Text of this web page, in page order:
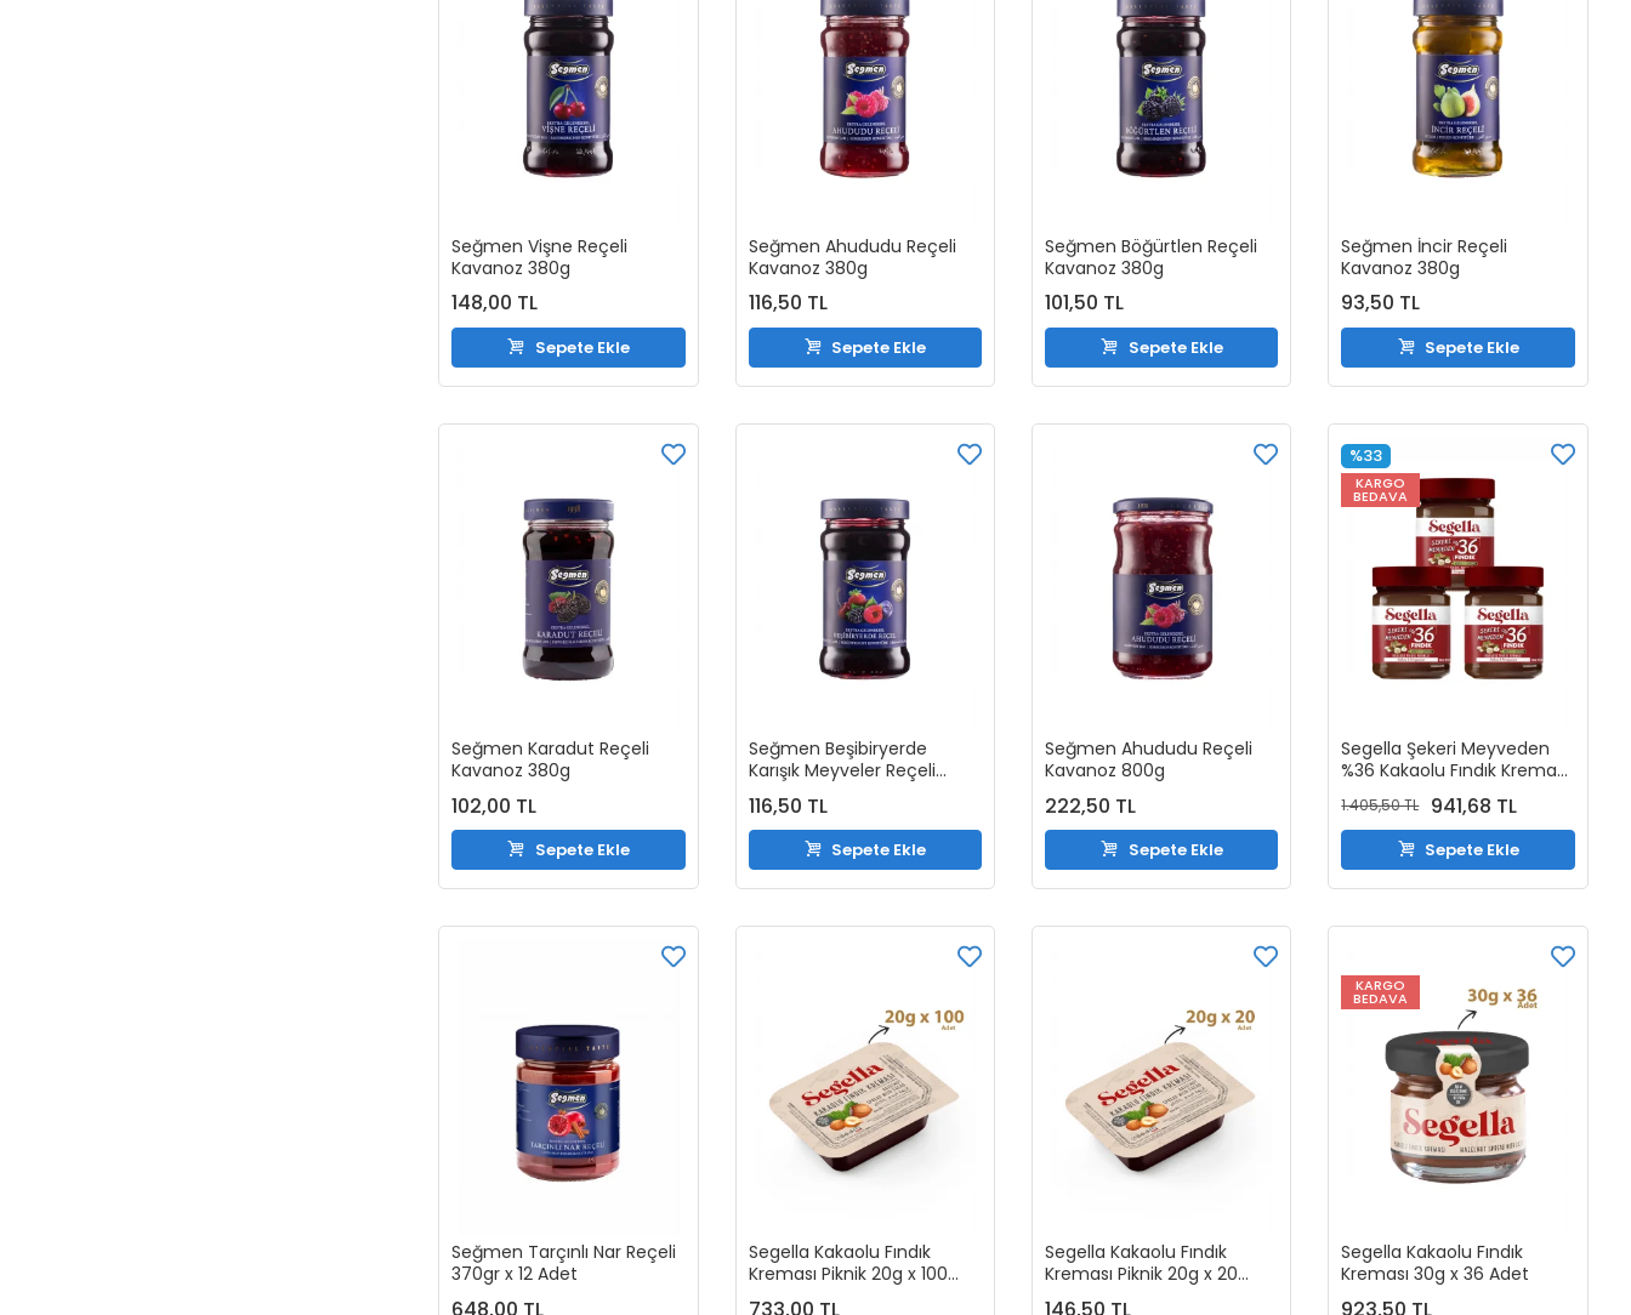
Seğmen Vişne Reçeli
Kavanoz 380g
148,00 TL
Sepete Ekle
Seğmen Ahududu Reçeli
Kavanoz 380g
116,50 TL
Sepete Ekle
Seğmen Böğürtlen Reçeli
Kavanoz 380g
101,50 TL
Sepete Ekle
Seğmen İncir Reçeli
Kavanoz 380g
93,50 TL
Sepete Ekle
Seğmen Karadut Reçeli
Kavanoz 380g
102,00 TL
Sepete Ekle
Seğmen Beşibiryerde
Karışık Meyveler Reçeli
Kavanoz 380g
116,50 TL
Sepete Ekle
Seğmen Ahududu Reçeli
Kavanoz 800g
222,50 TL
Sepete Ekle
KARGO
BEDAVA
Segella Şekeri Meyveden
%36 Kakaolu Fındık Kreması
350gr x 3 Adet
%33
1.405,50 TL 941,68 TL
Sepete Ekle
Seğmen Tarçınlı Nar Reçeli
370gr x 12 Adet
648,00 TL
Segella Kakaolu Fındık
Kreması Piknik 20g x 100
Adet
733,00 TL
Segella Kakaolu Fındık
Kreması Piknik 20g x 20
Adet
146,50 TL
KARGO
BEDAVA
Segella Kakaolu Fındık
Kreması 30g x 36 Adet
923,50 TL